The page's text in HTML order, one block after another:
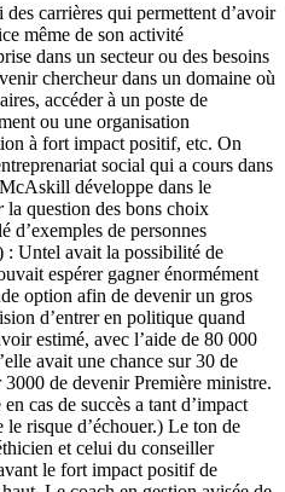
carrières qui permettent d’avoir
même de son activité
dans un secteur ou des besoins
chercheur dans un domaine où
accéder à un poste de
ou une organisation
à fort impact positif, etc. On
social qui a cours dans
développe dans le
la question des bons choix
d’exemples de personnes
: Untel avait la possibilité de
espérer gagner énormément
option afin de devenir un gros
d’entrer en politique quand
estimé, avec l’aide de 80 000
avait une chance sur 30 de
de devenir Première ministre.
cas de succès a tant d’impact
risque d’échouer.) Le ton de
et celui du conseiller
le fort impact positif de